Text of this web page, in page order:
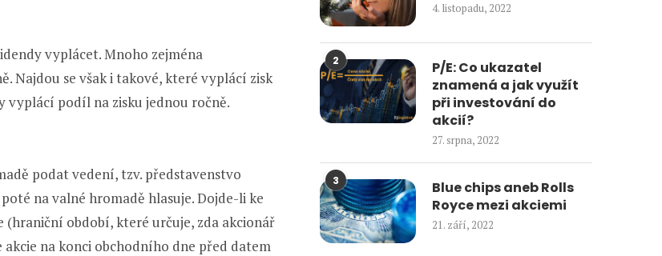
vyplácet. Mnoho zejména
Najdou se však i takové, které vyplácí zisk
vyplácí podíl na zisku jednou ročně.
podat vedení, tzv. představenstvo
na valné hromadě hlasuje. Dojde-li ke
období, které určuje, zda akcionář
na konci obchodního dne před datem
4. listopadu, 2022
2
P/E: Co ukazatel
znamená a jak využít
při investování do
akcií?
27. srpna, 2022
3
Blue chips aneb Rolls
Royce mezi akciemi
21. září, 2022